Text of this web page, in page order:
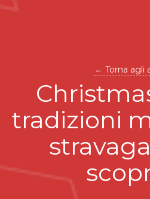
← Torna agli
tradizioni